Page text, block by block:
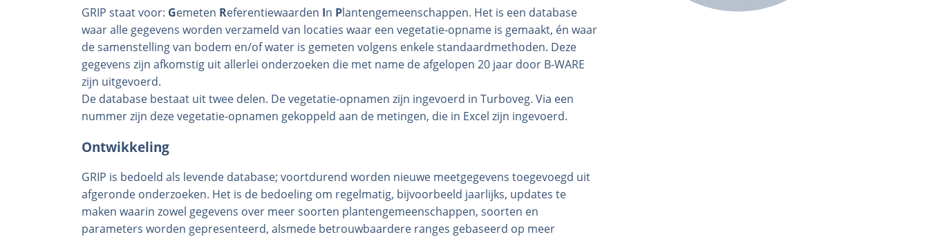
GRIP staat voor: Gemeten Referentiewaarden In Plantengemeenschappen. Het is een database
waar alle gegevens worden verzameld van locaties waar een vegetatie-opname is gemaakt, én waar
de samenstelling van bodem en/of water is gemeten volgens enkele standaardmethoden. Deze
gegevens zijn afkomstig uit allerlei onderzoeken die met name de afgelopen 20 jaar door B-WARE
zijn uitgevoerd.
De database bestaat uit twee delen. De vegetatie-opnamen zijn ingevoerd in Turboveg. Via een
nummer zijn deze vegetatie-opnamen gekoppeld aan de metingen, die in Excel zijn ingevoerd.
Ontwikkeling
GRIP is bedoeld als levende database; voortdurend worden nieuwe meetgegevens toegevoegd uit
afgeronde onderzoeken. Het is de bedoeling om regelmatig, bijvoorbeeld jaarlijks, updates te
maken waarin zowel gegevens over meer soorten plantengemeenschappen, soorten en
parameters worden gepresenteerd, alsmede betrouwbaardere ranges gebaseerd op meer